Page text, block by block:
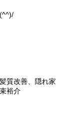
質改善、隠れ家
裕介